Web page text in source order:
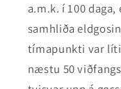
a.m.k. í 100
samhliða
tímapunkti var
næstu 50